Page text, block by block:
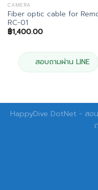
CAMERA
Fiber optic cable for
RC-01
฿1,400.00
สอบถามผ่าน LINE
HappyDive DotNet - ส